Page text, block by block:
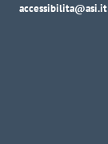
accessibilita@asi.it